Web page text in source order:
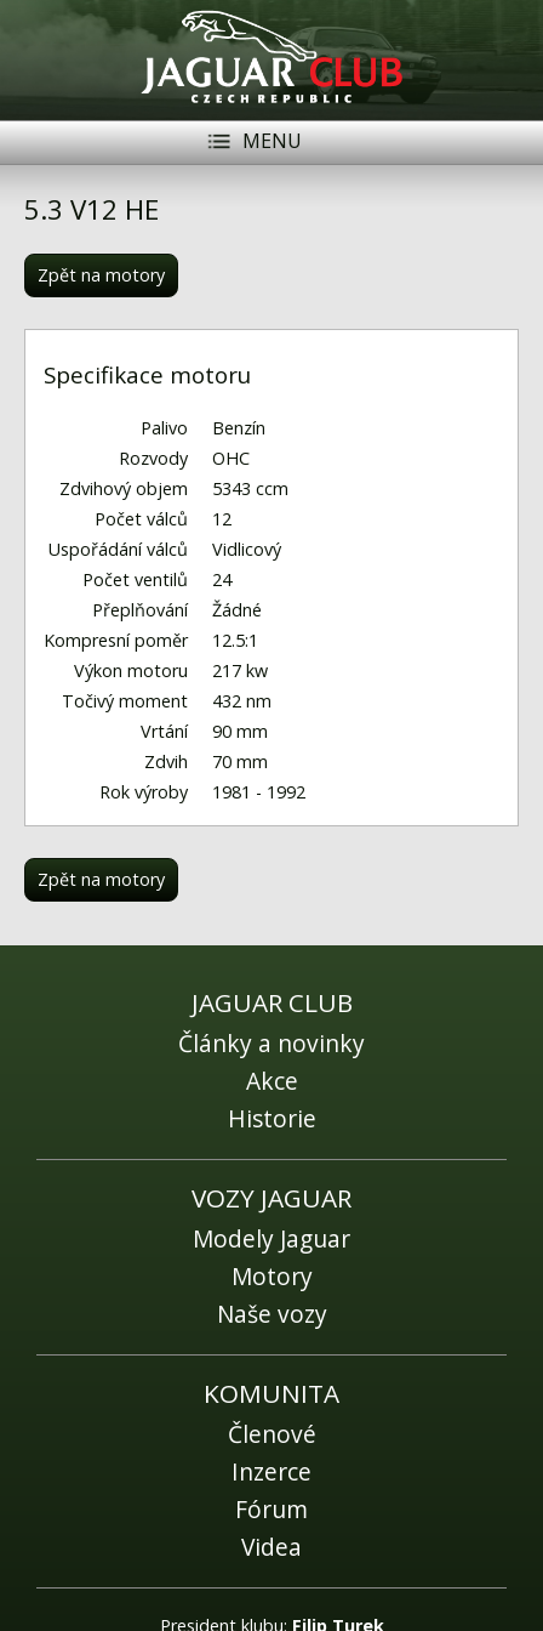
MENU
Modely Jaguar
Naše vozy
Inzerce
Fórum
Kontakt
5.3 V12 HE
Zpět na motory
Specifikace motoru
Palivo
Benzín
Rozvody
OHC
Zdvihový objem
5343 ccm
Počet válců
12
Uspořádání válců
Vidlicový
Počet ventilů
24
Přeplňování
Žádné
Kompresní poměr
12.5:1
Výkon motoru
217 kw
Točivý moment
432 nm
Vrtání
90 mm
Zdvih
70 mm
Rok výroby
1981 - 1992
Zpět na motory
JAGUAR CLUB
Články a novinky
Akce
Historie
VOZY JAGUAR
Modely Jaguar
Motory
Naše vozy
KOMUNITA
Členové
Inzerce
Fórum
Videa
President klubu: Filip Turek